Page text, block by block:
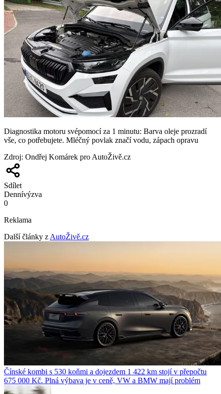
Diagnostika motoru svépomocí za 1 minutu: Barva oleje prozradí
vše, co potřebujete. Mléčný povlak značí vodu, zápach opravu
Zdroj: Ondřej Komárek pro AutoŽivě.cz
Sdílet
Dennívýzva
0
Reklama
Další články z AutoŽivě.cz
Čínské kombi s 530 koňmi a dojezdem 1 422 km stojí v přepočtu
675 000 Kč. Plná výbava je v ceně, VW a BMW mají problém